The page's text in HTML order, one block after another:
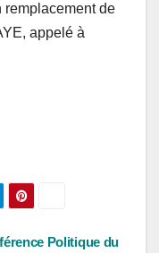
remplacement de
appelé à
Politique du